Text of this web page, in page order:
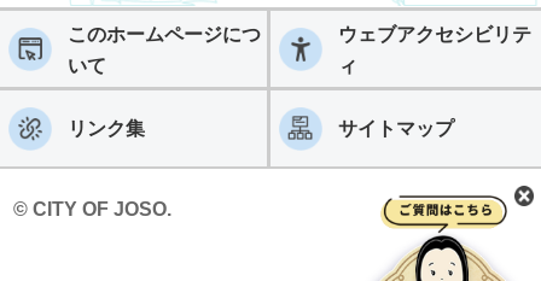
このホームページにつ
いて
ウェブアクセシビリテ
ィ
リンク集 サイトマップ
© CITY OF JOSO.